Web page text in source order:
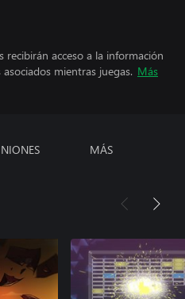
recibirán acceso a la información
mientras juegas. Más
MÁS